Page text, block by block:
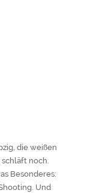
die weißen
noch.
Besonderes:
Und